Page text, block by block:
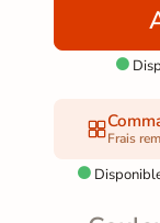

Frais
